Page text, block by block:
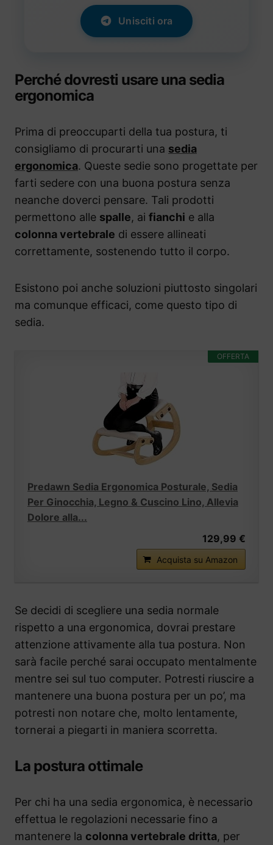
Unisciti ora
Perché dovresti usare una sedia
ergonomica
Prima di preoccuparti della tua postura, ti
consigliamo di procurarti una sedia
ergonomica. Queste sedie sono progettate per
farti sedere con una buona postura senza
neanche doverci pensare. Tali prodotti
permettono alle spalle, ai fianchi e alla
colonna vertebrale di essere allineati
correttamente, sostenendo tutto il corpo.
Esistono poi anche soluzioni piuttosto singolari
ma comunque efficaci, come questo tipo di
sedia.
OFFERTA
Predawn Sedia Ergonomica Posturale, Sedia
Per Ginocchia, Legno & Cuscino Lino, Allevia
Dolore alla...
129,99 €
Acquista su Amazon
Se decidi di scegliere una sedia normale
rispetto a una ergonomica, dovrai prestare
attenzione attivamente alla tua postura. Non
sarà facile perché sarai occupato mentalmente
mentre sei sul tuo computer. Potresti riuscire a
mantenere una buona postura per un po’, ma
potresti non notare che, molto lentamente,
tornerai a piegarti in maniera scorretta.
La postura ottimale
Per chi ha una sedia ergonomica, è necessario
effettua le regolazioni necessarie fino a
mantenere la colonna vertebrale dritta, per